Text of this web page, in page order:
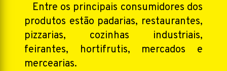
Entre os principais consumidores dos
produtos estão padarias, restaurantes,
pizzarias, cozinhas industriais,
feirantes, hortifrutis, mercados e
mercearias.